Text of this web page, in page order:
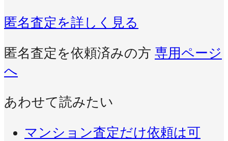
匿名査定を詳しく見る
匿名査定を依頼済みの方 専用ページ
へ
あわせて読みたい
マンション査定だけ依頼は可